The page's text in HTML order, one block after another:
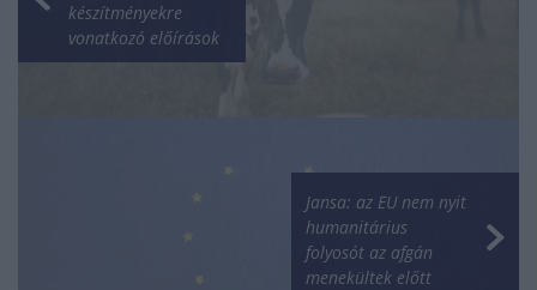
készítményekre
vonatkozó előírások
Jansa: az EU nem nyit
humanitárius
folyosót az afgán
menekültek előtt